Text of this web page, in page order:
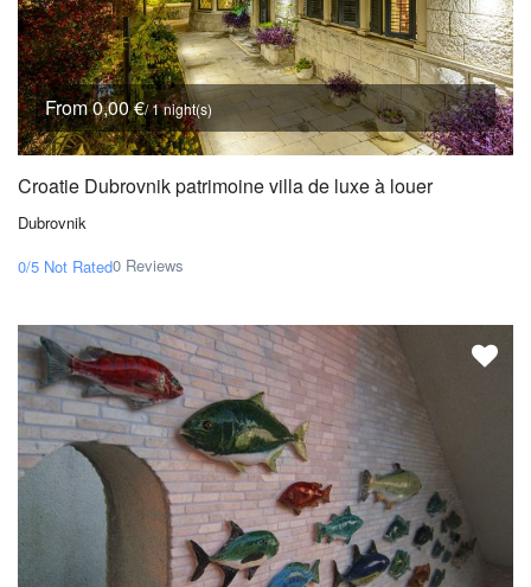
From 0,00 €/ 1 night(s)
Croatie Dubrovnik patrimoine villa de luxe à louer
Dubrovnik
0/5 Not Rated0 Reviews